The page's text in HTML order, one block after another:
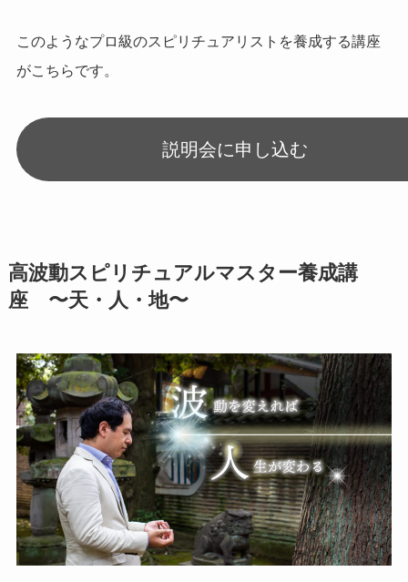
このようなプロ級のスピリチュアリストを養成する講座
がこちらです。
説明会に申し込む
高波動スピリチュアルマスター養成講
座 〜天・人・地〜